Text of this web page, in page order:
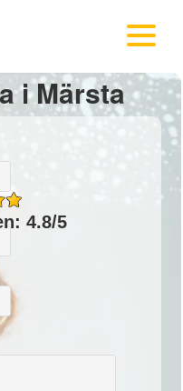
i Märsta
4.8/5